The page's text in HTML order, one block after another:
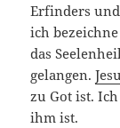
Erfinders
ich
das
gelangen.
zu Got ist.
ihm ist.